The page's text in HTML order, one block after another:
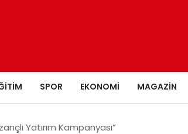
SPOR EKONOMI MAGAZIN
Yatırım Kampanyası”